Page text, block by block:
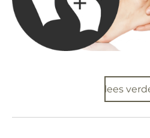
lees